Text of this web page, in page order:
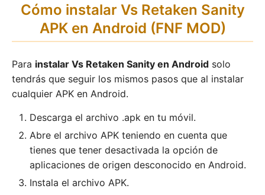
Cómo instalar Vs Retaken Sanity
APK en Android (FNF MOD)
Para instalar Vs Retaken Sanity en Android solo
tendrás que seguir los mismos pasos que al instalar
cualquier APK en Android.
Descarga el archivo .apk en tu móvil.
Abre el archivo APK teniendo en cuenta que
tienes que tener desactivada la opción de
aplicaciones de origen desconocido en Android.
Instala el archivo APK.